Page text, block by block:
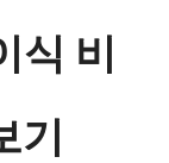
식 비
기